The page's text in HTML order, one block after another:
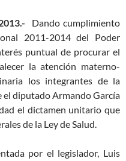
Dando cumplimiento
2011-2014 del Poder
puntual de procurar el
la atención materno-
los integrantes de la
el diputado Armando García
el dictamen unitario que
de la Ley de Salud.
por el legislador, Luis